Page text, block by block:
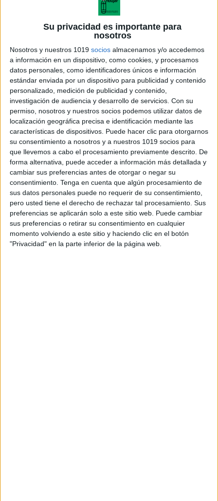
Su privacidad es importante para
nosotros
Nosotros y nuestros 1019 socios almacenamos y/o accedemos
a información en un dispositivo, como cookies, y procesamos
datos personales, como identificadores únicos e información
estándar enviada por un dispositivo para publicidad y contenido
personalizado, medición de publicidad y contenido,
investigación de audiencia y desarrollo de servicios. Con su
permiso, nosotros y nuestros socios podemos utilizar datos de
localización geográfica precisa e identificación mediante las
características de dispositivos. Puede hacer clic para otorgarnos
su consentimiento a nosotros y a nuestros 1019 socios para
que llevemos a cabo el procesamiento previamente descrito. De
forma alternativa, puede acceder a información más detallada y
cambiar sus preferencias antes de otorgar o negar su
consentimiento. Tenga en cuenta que algún procesamiento de
sus datos personales puede no requerir de su consentimiento,
pero usted tiene el derecho de rechazar tal procesamiento. Sus
preferencias se aplicarán solo a este sitio web. Puede cambiar
sus preferencias o retirar su consentimiento en cualquier
momento volviendo a este sitio y haciendo clic en el botón
"Privacidad" en la parte inferior de la página web.
Lengua y Conocimiento del Medio o Educación
AYUDANOS A CRECER
Solo tienes que darle al boton de más abajo y tener
abierta tu cuenta de google y te unirás a los mas de
2800 seguidores que ya tiene nuestro canal para
disfrutar de los mas de 80 videos que hemos
publicado en menos de un año.